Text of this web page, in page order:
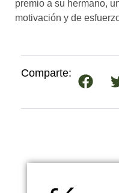
premio a su hermano,
motivación y de
Comparte: